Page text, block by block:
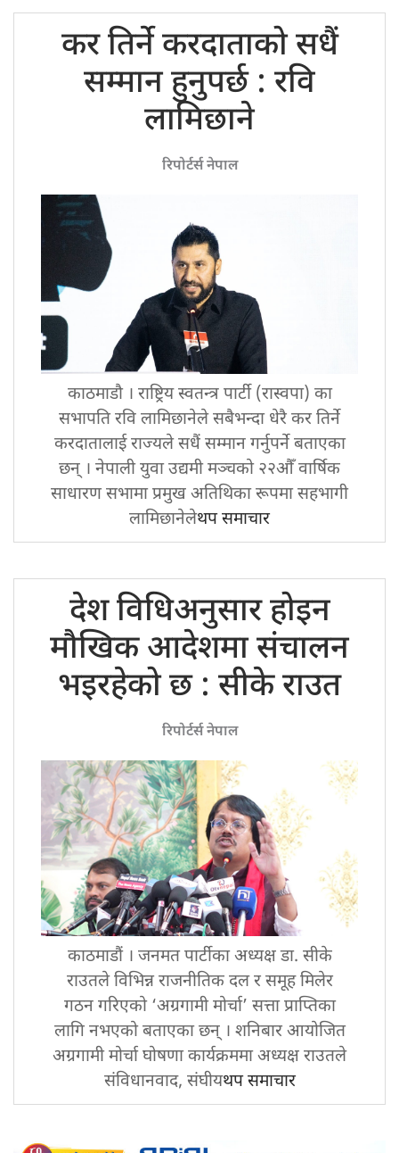
कर तिर्नेकरदाताको सधैं
सम्मान हुनुपर्छ : रवि
लामिछाने
रिपोर्टर्स नेपाल
काठमाडौ । राष्ट्रिय स्वतन्त्र पार्टी (रास्वपा) का
सभापति रवि लामिछानेले सबैभन्दा धेरै कर तिर्ने
करदातालाई राज्यले सधैं सम्मान गर्नुपर्ने बताएका
छन् । नेपाली युवा उद्यमी मञ्चको २२औँ वार्षिक
साधारण सभामा प्रमुख अतिथिका रूपमा सहभागी
लामिछानेलेथप समाचार
देश विधिअनुसारहोइन
मौखिक आदेशमा संचालन
भइरहेको छ : सीके राउत
रिपोर्टर्स नेपाल
काठमाडौं । जनमत पार्टीका अध्यक्ष डा. सीके
राउतले विभिन्न राजनीतिक दल र समूह मिलेर
गठन गरिएको ‘अग्रगामी मोर्चा’ सत्ता प्राप्तिका
लागि नभएको बताएका छन् । शनिबार आयोजित
अग्रगामी मोर्चा घोषणा कार्यक्रममा अध्यक्ष राउतले
संविधानवाद, संघीयथप समाचार